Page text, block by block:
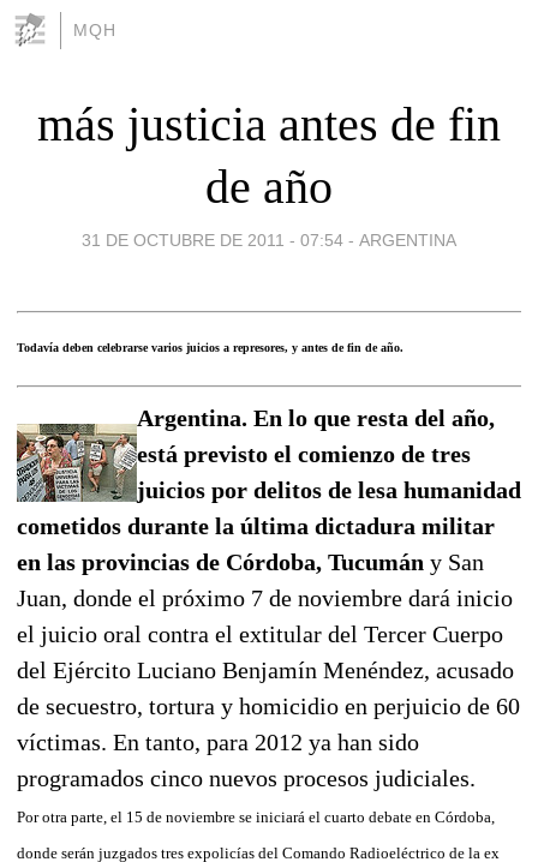
MQH
más justicia antes de fin
de año
31 DE OCTUBRE DE 2011 - 07:54 - ARGENTINA
Todavía deben celebrarse varios juicios a represores, y antes de fin de año.
Argentina. En lo que resta del año,
está previsto el comienzo de tres
juicios por delitos de lesa humanidad
cometidos durante la última dictadura militar
en las provincias de Córdoba, Tucumán y San
Juan, donde el próximo 7 de noviembre dará inicio
el juicio oral contra el extitular del Tercer Cuerpo
del Ejército Luciano Benjamín Menéndez, acusado
de secuestro, tortura y homicidio en perjuicio de 60
víctimas. En tanto, para 2012 ya han sido
programados cinco nuevos procesos judiciales.
Por otra parte, el 15 de noviembre se iniciará el cuarto debate en Córdoba,
donde serán juzgados tres expolicías del Comando Radioeléctrico de la ex